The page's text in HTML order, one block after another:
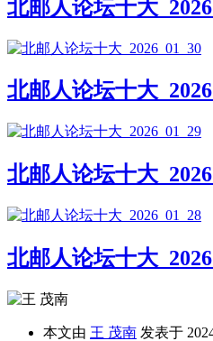
北邮人论坛十大
北邮人论坛十大
北邮人论坛十大
北邮人论坛十大
本文由 王 茂南 发表于